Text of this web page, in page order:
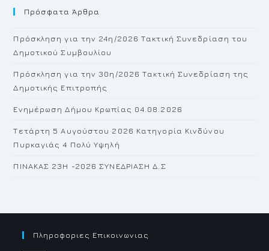
Πρόσφατα Άρθρα
Πρόσκληση για την 24η/2026 Τακτική Συνεδρίαση του
Δημοτικού Συμβουλίου
Πρόσκληση για την 30η/2026 Τακτική Συνεδρίαση της
Δημοτικής Επιτροπής
Ενημέρωση Δήμου Κρωπίας 04.08.2026
Τετάρτη 5 Αυγούστου 2026 Κατηγορία Κινδύνου
Πυρκαγιάς 4 Πολύ Υψηλή
ΠΙΝΑΚΑΣ 23H -2026 ΣΥΝΕΔΡΙΑΣΗ Δ.Σ
Πληροφοριες Επικοινωνιας